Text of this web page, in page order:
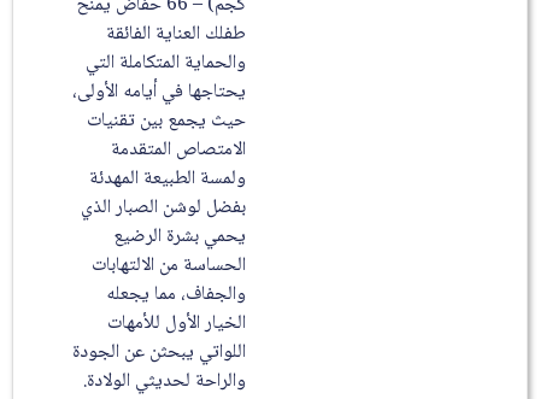
طفلك العناية الفائقة
والحماية المتكاملة التي
يحتاجها في أيامه الأولى،
حيث يجمع بين تقنيات
الامتصاص المتقدمة
ولمسة الطبيعة المهدئة
بفضل لوشن الصبار الذي
يحمي بشرة الرضيع
الحساسة من الالتهابات
والجفاف، مما يجعله
الخيار الأول للأمهات
اللواتي يبحثن عن الجودة
والراحة لحديثي الولادة.